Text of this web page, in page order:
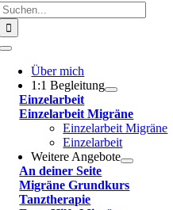
Toggle
NavigationÜber mich
1:1 Begleitung
Einzelarbeit
Einzelarbeit Migräne
Einzelarbeit Migräne
Einzelarbeit
Weitere Angebote
An deiner Seite
Migräne Grundkurs
Tanztherapie